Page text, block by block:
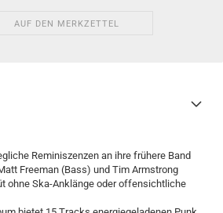
AUF DEN MERKZETTEL
Reminiszenzen an ihre frühere Band
Freeman (Bass) und Tim Armstrong
ohne Ska-Anklänge oder offensichtliche